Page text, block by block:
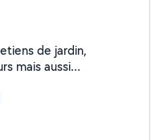
de jardin,
mais aussi
de potager, mais
de prairies et de
de petit matériel.